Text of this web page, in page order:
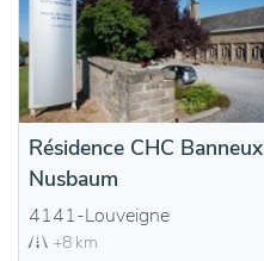
Résidence CHC Banneux
Nusbaum
4141-Louveigne
+8 km